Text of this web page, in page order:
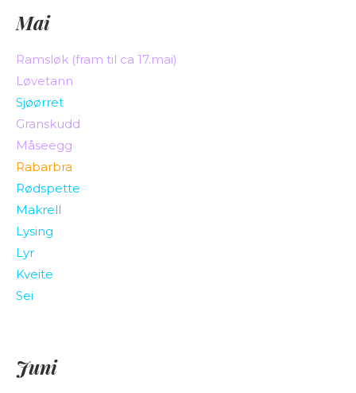
Mai
Ramsløk (fram til ca 17.mai)
Løvetann
Sjøørret
Granskudd
Måseegg
Rabarbra
Rødspette
Makrell
Lysing
Lyr
Kveite
Sei
Juni